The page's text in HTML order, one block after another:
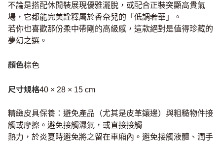
不論是搭配休閒裝展現優雅灑脫，或配合正裝突顯高貴氣
場，它都能完美詮釋屬於香奈兒的「低調奢華」。
若你也喜歡那份柔中帶剛的高級感，這款絕對是值得珍藏的
夢幻之選。
顏色棕色
尺寸規格40 × 28 × 15 cm
精緻皮具保養：避免產品（尤其是皮革鑲邊）與粗糙物件接
觸或摩擦。避免接觸濕氣，或直接接觸
熱力，於炎夏時避免將之留在車廂內。避免接觸液體、潤手